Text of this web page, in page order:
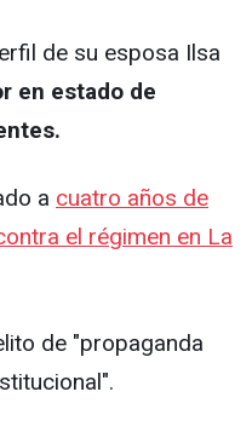
de su esposa Ilsa
en estado de
a cuatro años de
el régimen en La
de "propaganda